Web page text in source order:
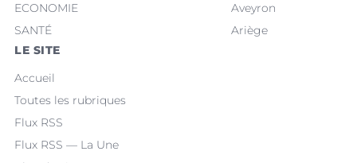
ECONOMIE
SANTÉ
Aveyron
Ariège
LE SITE
Accueil
Toutes les rubriques
Flux RSS
Flux RSS — La Une